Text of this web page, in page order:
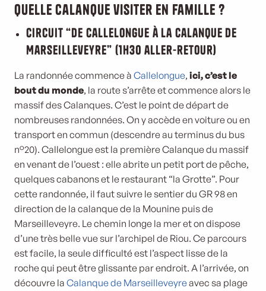
Quelle calanque visiter en famille ?
Circuit “De Callelongue à la Calanque de
Marseilleveyre” (1h30 aller-retour)
La randonnée commence à Callelongue, ici, c’est le
bout du monde, la route s’arrête et commence alors le
massif des Calanques. C’est le point de départ de
nombreuses randonnées. On y accède en voiture ou en
transport en commun (descendre au terminus du bus
n°20). Callelongue est la première Calanque du massif
en venant de l’ouest : elle abrite un petit port de pêche,
quelques cabanons et le restaurant “la Grotte”. Pour
cette randonnée, il faut suivre le sentier du GR 98 en
direction de la calanque de la Mounine puis de
Marseilleveyre. Le chemin longe la mer et on dispose
d’une très belle vue sur l’archipel de Riou. Ce parcours
est facile, la seule difficulté est l’aspect lisse de la
roche qui peut être glissante par endroit. A l’arrivée, on
découvre la Calanque de Marseilleveyreavec sa plage